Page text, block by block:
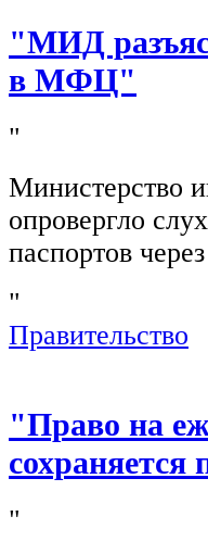
"МИД
в МФЦ"
"
Министерство
опровергло
паспортов
"
Правительство
"Право на
"